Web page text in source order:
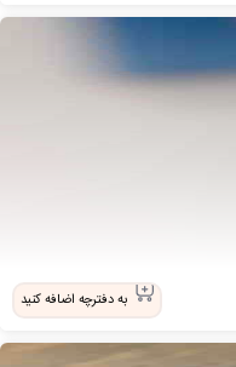
به دفترچه اضافه کنید